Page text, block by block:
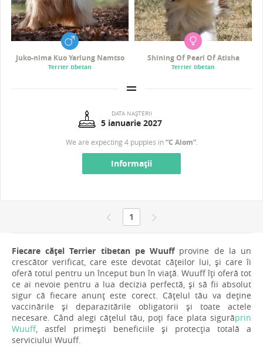
Juko-nima Kuo Yarlung Namtso
Terrier tibetan
Shining Of Pearl Of Atisha
Terrier tibetan
DATA NAȘTERII
5 ianuarie 2027
We are expecting 4 puppies in“C Alom”.
Informații
1
Fiecare cățel Terrier tibetan pe Wuuffprovine de la un
crescător verificat, care este devotat cățeilor lui, și care îi
oferă totul pentru un început bun în viață. Wuuff îți oferă tot
ce ai nevoie pentru a lua decizia perfectă, și să fii absolut
sigur că fiecare anunț este corect. Cățelul tău va deține
vaccinările și deparazitările obligatorii și toate actele
necesare. Când alegi cățelul tău, poți face plata sigurăprin
Wuuff, astfel primești beneficiile și protecția totală a
serviciului Wuuff.